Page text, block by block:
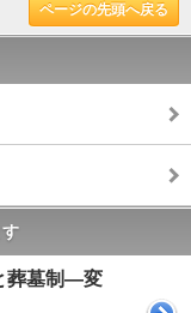
ページの先頭へ戻る
葬墓制―変